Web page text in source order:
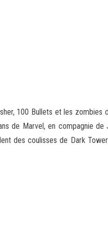
100 Bullets et les zombies
de Marvel, en compagnie de
des coulisses de Dark